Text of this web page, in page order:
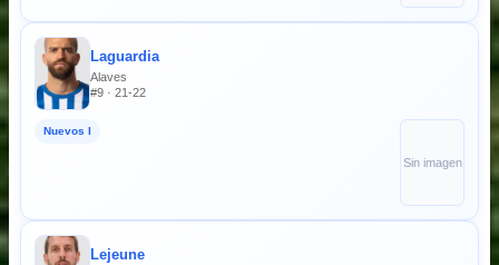
Laguardia
Alaves
#9 · 21-22
Nuevos I
Sin imagen
Lejeune